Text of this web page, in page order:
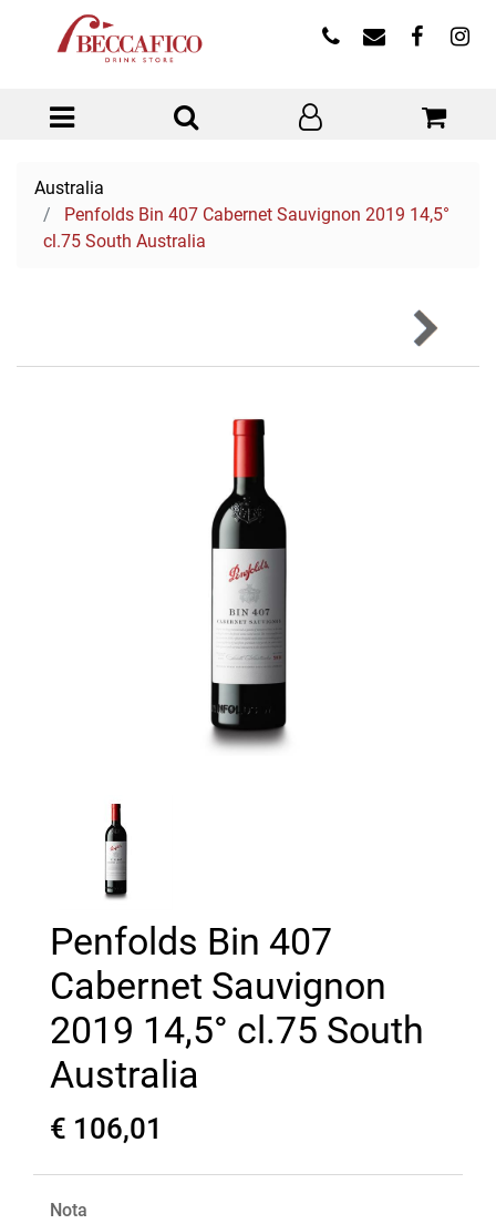
Open menu
Australia
Penfolds Bin 407 Cabernet Sauvignon 2019 14,5°
cl.75 South Australia
Penfolds Bin 407
Cabernet Sauvignon
2019 14,5° cl.75 South
Australia
€ 106,01
Nota